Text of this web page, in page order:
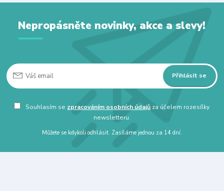
Nepropásněte novinky, akce a slevy!
Přihlásit se
Souhlasím se zpracováním osobních údajů za účelem rozesílky
newsletteru.
Můžete se kdykoli odhlásit. Zasíláme jednou za 14 dní.